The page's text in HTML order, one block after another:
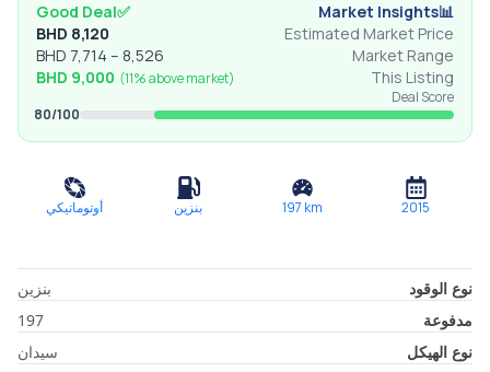
📊
Market Insights
✅
Good Deal
Estimated Market Price
BHD 8,120
Market Range
BHD 7,714 – 8,526
This Listing
BHD 9,000 (11% abovemarket)
Deal Score
80/100
2015
197 km بنزين أوتوماتيكي
نوع الوقود
بنزين
مدفوعة
197
نوع الهيكل
سيدان